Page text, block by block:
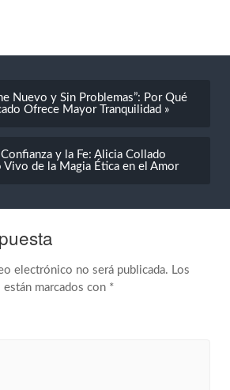
Nuevo y Sin Problemas”: Por Qué
Ofrece Mayor Tranquilidad »
y la Fe: Alicia Collado
de la Magia Ética en el Amor
electrónico no será publicada. Los
marcados con *